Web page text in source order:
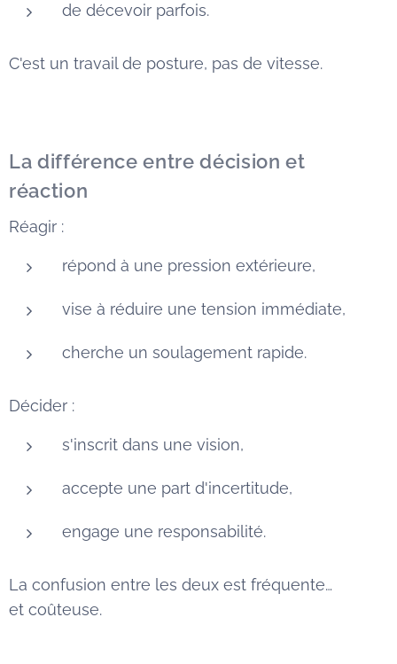
de décevoir parfois.
C'est un travail de posture, pas de vitesse.
La différence entre décision et
réaction
Réagir :
répond à une pression extérieure,
vise à réduire une tension immédiate,
cherche un soulagement rapide.
Décider :
s'inscrit dans une vision,
accepte une part d'incertitude,
engage une responsabilité.
La confusion entre les deux est fréquente…
et coûteuse.